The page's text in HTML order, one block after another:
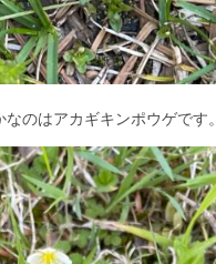
のはアカギキンポウゲです。